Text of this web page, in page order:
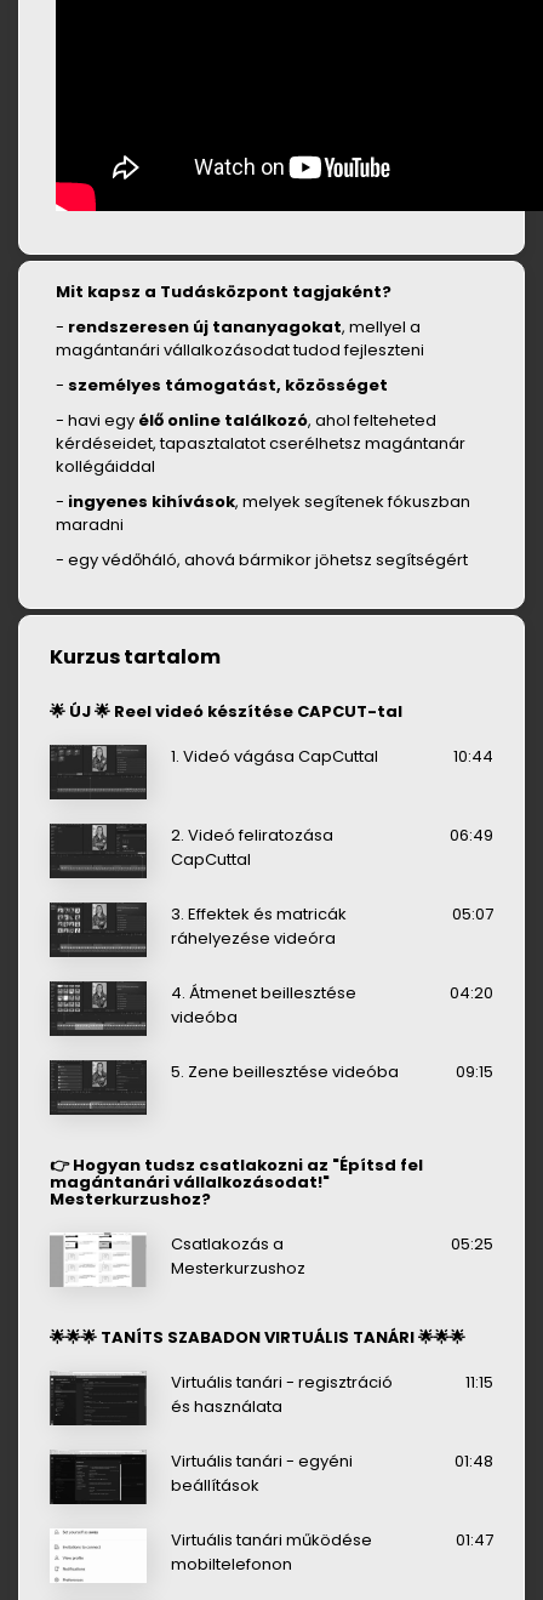
Mit kapsz a Tudásközpont tagjaként?
- rendszeresen új tananyagokat, mellyel a
magántanári vállalkozásodat tudod fejleszteni
- személyes támogatást, közösséget
- havi egy élő online találkozó, ahol felteheted
kérdéseidet, tapasztalatot cserélhetsz magántanár
kollégáiddal
- ingyenes kihívások, melyek segítenek fókuszban
maradni
- egy védőháló, ahová bármikor jöhetsz segítségért
Kurzus tartalom
🌟 ÚJ 🌟 Reel videó készítése CAPCUT-tal
1. Videó vágása CapCuttal
10:44
2. Videó feliratozása
CapCuttal
06:49
3. Effektek és matricák
ráhelyezése videóra
05:07
4. Átmenet beillesztése
videóba
04:20
5. Zene beillesztése videóba 09:15
👉 Hogyan tudsz csatlakozni az "Építsd fel
magántanári vállalkozásodat!"
Mesterkurzushoz?
Csatlakozás a
Mesterkurzushoz
05:25
🌟🌟🌟 TANÍTS SZABADON VIRTUÁLIS TANÁRI 🌟🌟🌟
Virtuális tanári - regisztráció
és használata
11:15
Virtuális tanári - egyéni
beállítások
01:48
Virtuális tanári működése
mobiltelefonon
01:47